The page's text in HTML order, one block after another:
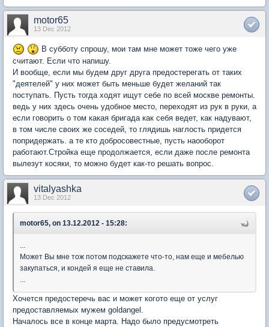
motor65
13 Dec 2012
В субботу спрошу, мои там мне может тоже чего уже
считают. Если что напишу.
И вообще, если мы будем друг друга предостерегать от таких
"деятелей" у них может быть меньше будет желаний так
поступать. Пусть тогда ходят ищут себе по всей москве ремонты.
ведь у них здесь очень удобное место, переходят из рук в руки, а
если говорить о том какая бригада как себя ведет, как надувают,
в том числе своих же соседей, то глядишь наглость придется
попридержать. а те кто добросовестные, пусть наооборот
работают.Стройка еще продолжается, если даже после ремонта
вылезут косяки, то можно будет как-то решать вопрос.
vitalyashka
13 Dec 2012
motor65, on 13.12.2012 - 15:28:
...
Может Вы мне тож потом подскажете что-то, нам еще и мебелью
закупаться, и кондей я еще не ставила.
...
Хочется предостеречь вас и может когото еще от услуг
предоставляемых мужем goldangel.
Началось все в конце марта. Надо было предусмотреть